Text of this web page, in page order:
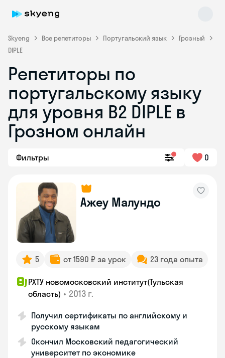
Skyeng Все репетиторы Португальский язык
Грозный
DIPLE
Репетиторы по
португальскому языку
для уровня B2 DIPLE в
Грозном онлайн
Фильтры 0
Ажеу Малундо
5 от 1590 ₽ за урок 23 года опыта
РХТУ новомосковский институт(Тульская
область) • 2013 г.
Получил сертификаты по английскому и
русскому языкам
Окончил Московский педагогический
университет по экономике
Skyeng Chat
online